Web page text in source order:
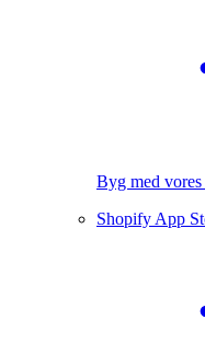
Byg med
Shopify App